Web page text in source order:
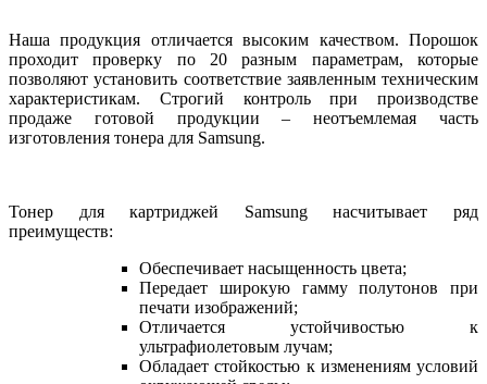
Наша продукция отличается высоким качеством. Порошок
проходит проверку по 20 разным параметрам, которые
позволяют установить соответствие заявленным техническим
характеристикам. Строгий контроль при производстве
продаже готовой продукции – неотъемлемая часть
изготовления тонера для Samsung.
Тонер для картриджей Samsung насчитывает ряд
преимуществ:
Обеспечивает насыщенность цвета;
Передает широкую гамму полутонов при
печати изображений;
Отличается устойчивостью к
ультрафиолетовым лучам;
Обладает стойкостью к изменениям условий